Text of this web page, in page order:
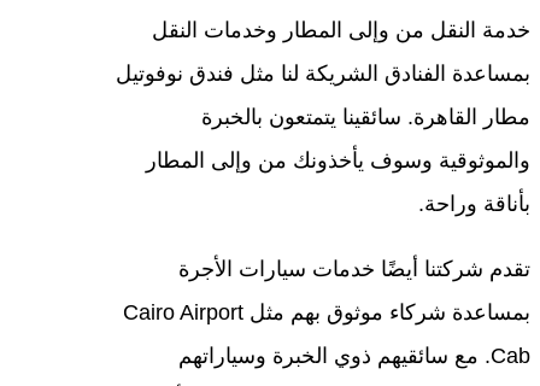
خدمة النقل من وإلى المطار وخدمات النقل
بمساعدة الفنادق الشريكة لنا مثل فندق نوفوتيل
مطار القاهرة. سائقينا يتمتعون بالخبرة
والموثوقية وسوف يأخذونك من وإلى المطار
بأناقة وراحة.
تقدم شركتنا أيضًا خدمات سيارات الأجرة
بمساعدة شركاء موثوق بهم مثل Cairo Airport
Cab. مع سائقيهم ذوي الخبرة وسياراتهم